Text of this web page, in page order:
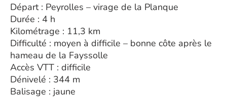
Départ : Peyrolles – virage de la Planque
Durée : 4 h
Kilométrage : 11,3 km
Difficulté : moyen à difficile – bonne côte après le
hameau de la Fayssolle
Accès VTT : difficile
Dénivelé : 344 m
Balisage : jaune